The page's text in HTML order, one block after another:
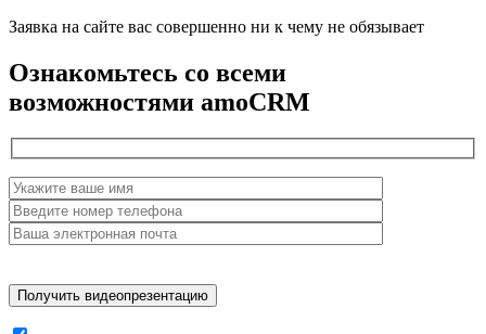
Заявка на сайте вас совершенно ни к чему не обязывает
Ознакомьтесь со всеми
возможностями amoCRM